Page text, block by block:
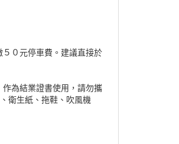
０元停車費。建議直接於
為結業證書使用，請勿攜
衛生紙、拖鞋、吹風機